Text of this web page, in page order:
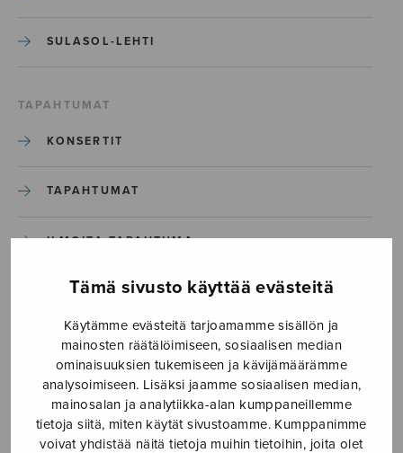
Tämä sivusto käyttää evästeitä
Käytämme evästeitä tarjoamamme sisällön ja
mainosten räätälöimiseen, sosiaalisen median
ominaisuuksien tukemiseen ja kävijämäärämme
analysoimiseen. Lisäksi jaamme sosiaalisen median,
mainosalan ja analytiikka-alan kumppaneillemme
tietoja siitä, miten käytät sivustoamme. Kumppanimme
voivat yhdistää näitä tietoja muihin tietoihin, joita olet
SULASOL-LEHTI
TAPAHTUMAT
KONSERTIT
TAPAHTUMAT
ILMOITA TAPAHTUMA
Two Songs for Upper Voices_S2961_Sivu_2
Two Songs for Upper
Voices_S2961_Sivu_2